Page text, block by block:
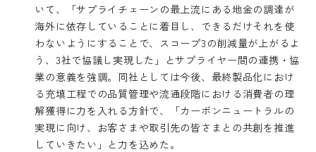
いて、「サプライチェーンの最上流にある地金の調達が
海外に依存していることに着目し、できるだけそれを使
わないようにすることで、スコープ3の削減量が上がるよ
う、3社で協議し実現した」とサプライヤー間の連携・協
業の意義を強調。同社としては今後、最終製品化におけ
る充填工程での品質管理や流通段階における消費者の理
解獲得に力を入れる方針で、「カーボンニュートラルの
実現に向け、お客さまや取引先の皆さまとの共創を推進
していきたい」と力を込めた。